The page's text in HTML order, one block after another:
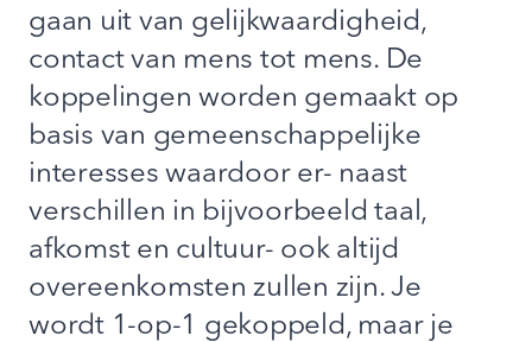
gaan uit van gelijkwaardigheid,
contact van mens tot mens. De
koppelingen worden gemaakt op
basis van gemeenschappelijke
interesses waardoor er- naast
verschillen in bijvoorbeeld taal,
afkomst en cultuur- ook altijd
overeenkomsten zullen zijn. Je
wordt 1-op-1 gekoppeld, maar je